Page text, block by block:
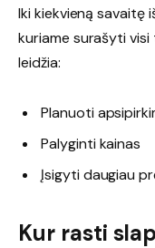
Iki kiekvieną savaitę
kuriame surašyti
leidžia:
Planuoti
Palyginti kainas
Įsigyti daugiau
Kur rasti